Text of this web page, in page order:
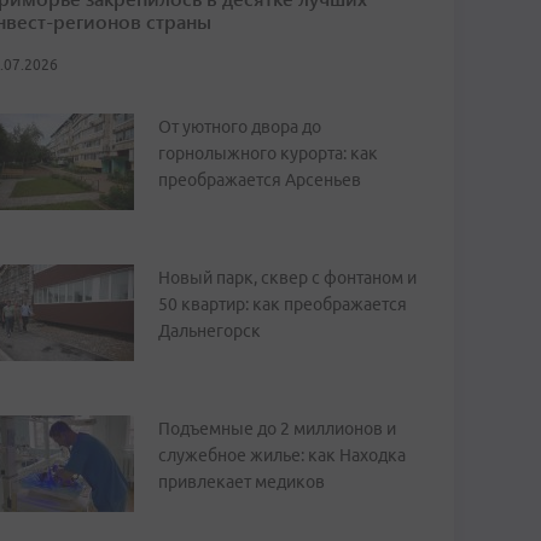
регионов страны
От уютного двора до
горнолыжного курорта: как
преображается Арсеньев
Новый парк, сквер с фонтаном и
50 квартир: как преображается
Дальнегорск
Подъемные до 2 миллионов и
служебное жилье: как Находка
привлекает медиков